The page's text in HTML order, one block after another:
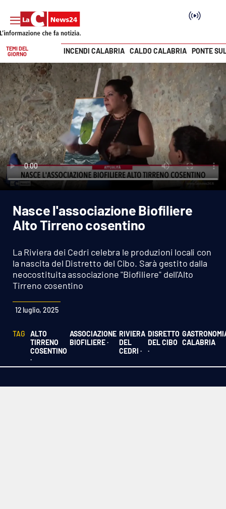
SEZIONI
Cronaca
Politica
Attualità
Economia e lavoro
Italia Mondo
Sport
Cultura
Podcast
Meteo
Editoriali
Vai
TEMI DEL
GIORNO
INCENDI CALABRIA CALDO CALABRIA PONTE
Nasce l'associazione Biofiliere
Alto Tirreno cosentino
La Riviera dei Cedri celebra le produzioni locali con
la nascita del Distretto del Cibo. Sarà gestito dalla
neocostituita associazione "Biofiliere" dell'Alto
Tirreno cosentino
12 luglio, 2025
TAG
ALTO
TIRRENO
COSENTINO
·
ASSOCIAZIONE
BIOFILIERE ·
RIVIERA
DEL
CEDRI ·
DISRETTO
DEL CIBO
·
CALABRIA